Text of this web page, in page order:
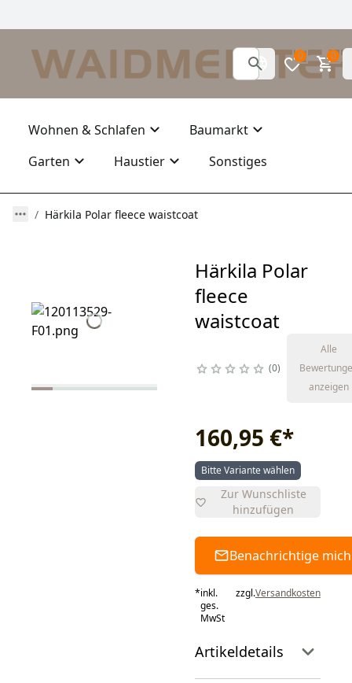
0 0
Wohnen & Schlafen
Baumarkt
Garten
Haustier Sonstiges
Härkila Polar fleece waistcoat
Härkila Polar
fleece
waistcoat
0
Alle
anzeigen
160,95 €*
Bitte Variante wählen
Zur Wunschliste
hinzufügen
Benachrichtige mich
*inkl.
ges.
MwSt
zzgl.Versandkosten
Artikeldetails